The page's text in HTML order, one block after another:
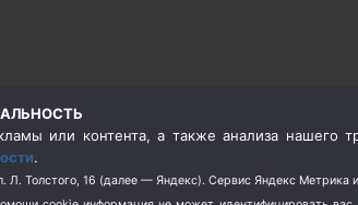
или контента, а также анализа нашего
.
Толстого, 16 (далее — Яндекс). Сервис Яндекс Метрика